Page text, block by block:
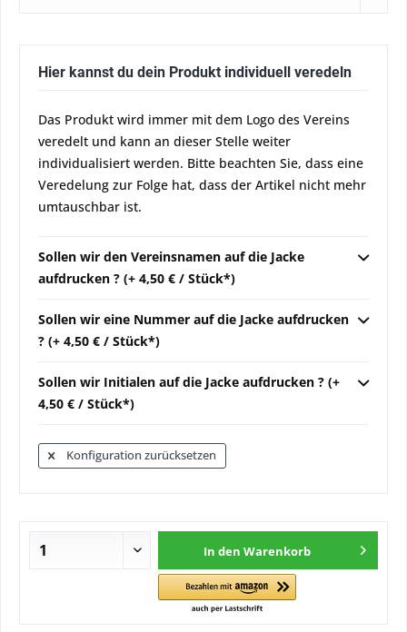
Hier kannst du dein Produkt individuell veredeln
Das Produkt wird immer mit dem Logo des Vereins
veredelt und kann an dieser Stelle weiter
individualisiert werden. Bitte beachten Sie, dass eine
Veredelung zur Folge hat, dass der Artikel nicht mehr
umtauschbar ist.
Sollen wir den Vereinsnamen auf die Jacke
aufdrucken ? (+ 4,50 € / Stück*)
Sollen wir eine Nummer auf die Jacke aufdrucken
? (+ 4,50 € / Stück*)
Sollen wir Initialen auf die Jacke aufdrucken ? (+
4,50 € / Stück*)
Konfiguration zurücksetzen
In den Warenkorb